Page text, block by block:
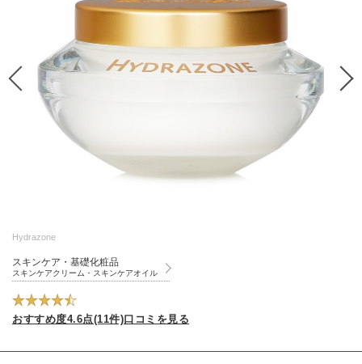
Hydrazone
スキンケア・基礎化粧品
スキンケアクリーム・スキンケアオイル
おすすめ度4.6点(11件)口コミを見る